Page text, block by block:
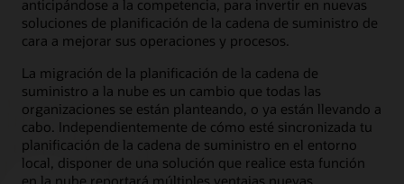
anticipándose a la competencia, para invertir en nuevas
soluciones de planificación de la cadena de suministro de
cara a mejorar sus operaciones y procesos.
La migración de la planificación de la cadena de
suministro a la nube es un cambio que todas las
organizaciones se están planteando, o ya están llevando a
cabo. Independientemente de cómo esté sincronizada tu
planificación de la cadena de suministro en el entorno
local, disponer de una solución que realice esta función